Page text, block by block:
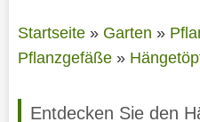
Startseite» Garten »
Pflanzgefäße»
Entdecken Sie den